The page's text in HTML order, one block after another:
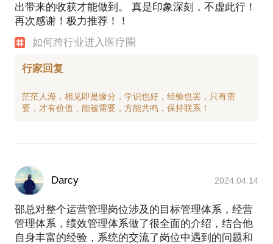
我是原GE人才战略“狼”班成员，担任6 sigma专案组
长，负责6 sigma管理理念工厂端的推行；我曾被某上
市公司连续2年聘请作为兼职管理顾问，提升企业管理
出带来的收获才能做到。 真是印象深刻，不虚此行！
再次感谢！极力推荐！！
如何跨行业进入医疗圈
行家回复
茫茫人海，相见即是缘分，学识也好，经验也罢，只有需
Darcy 2024.04.14
邵总对整个运营管理岗位涉及的目标管理体系，经营
管理体系，绩效管理体系做了很全面的介绍，结合他
自身丰富的经验，系统的交流了岗位中遇到的问题和